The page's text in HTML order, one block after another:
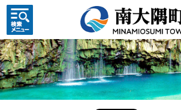
検索・
共通メ
ニュー